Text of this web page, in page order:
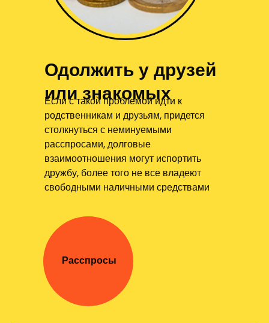
Расспросы
Если с такой проблемой идти к
родственникам и друзьям, придется
столкнуться с неминуемыми
расспросами, долговые
взаимоотношения могут испортить
дружбу, более того не все владеют
свободными наличными средствами
Одолжить у друзей
или знакомых